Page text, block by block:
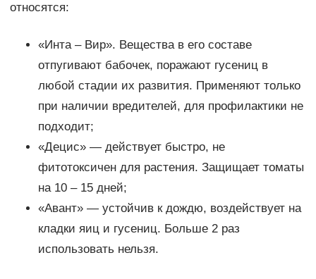
относятся:
«Инта – Вир». Вещества в его составе
отпугивают бабочек, поражают гусениц в
любой стадии их развития. Применяют только
при наличии вредителей, для профилактики не
подходит;
«Децис» — действует быстро, не
фитотоксичен для растения. Защищает томаты
на 10 – 15 дней;
«Авант» — устойчив к дождю, воздействует на
кладки яиц и гусениц. Больше 2 раз
использовать нельзя.